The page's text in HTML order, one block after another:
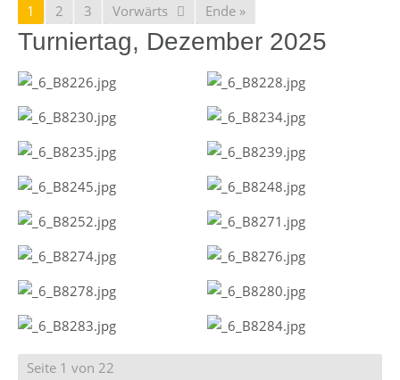
1 2 3 Vorwärts Ende »
Turniertag, Dezember 2025
Seite 1 von 22